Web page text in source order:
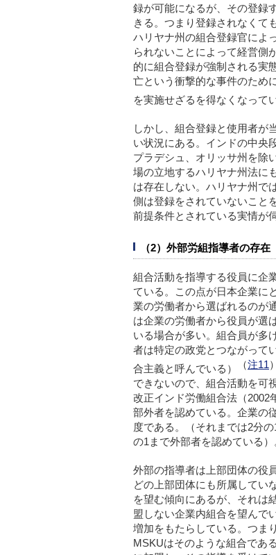
録が可能になるが、その登録
きる。つまり登録されなくて
ハリヤナ州の組合登録官によ
られないことによって経営側
的に組合登録が強制される実
亡という衝撃的な事件のため
を実施せざるを得なくなって
しかし、組合登録と使用者が
い状況にある。インドの中央
プラデシュ、オリッサ州を除
場の立地するハリヤナ州法に
は存在しない。ハリヤナ州で
側は登録をされていないこと
前提条件とされている実情が
（2）外部労組指導者の存在
組合活動を指導する役員に企
ている。この点が日本企業に
業の労働者から選ばれるのが
は企業の労働者から役員が選
いる場合が多い。組合員が多
者は特定の政党とつながって
合主義と呼んでいる）
（注11）
できないので、組合活動を可
改正インド労働組合法（2002
部外者を認めている。企業の
度である。（それまでは2分
の1まで外部者を認めている）
外部の指導者は上部団体の役
どの上部団体にも所属してい
を望む傾向にあるが、それは
盟しない企業内組合を望んで
増加をもたらしている。つま
MSKUはそのような組合であ